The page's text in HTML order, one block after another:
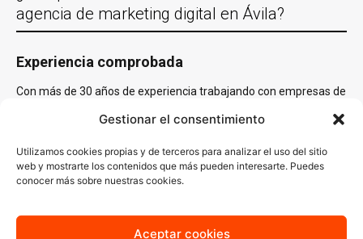
Gestionar el consentimiento
Utilizamos cookies propias y de terceros para analizar el uso del sitio
web y mostrarte los contenidos que más pueden interesarte. Puedes
conocer más sobre nuestras cookies.
Aceptar cookies
agencia de marketing digital en Ávila?
Experiencia comprobada
Con más de 30 años de experiencia trabajando con empresas de
especialistas en distintas áreas delmarketing digital
, conocemos
Nuestro conocimiento del mercado local es clave para generar
estrategias que no solo lleguen a tu audiencia ideal, sino que
Estrategias personalizadas